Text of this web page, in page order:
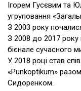
Ігорем Гусєвим та
угруповання
З 2003 року
З 2008 до 2017 року
бієнале сучасного
У 2018 році став
«Punkoptikum»
Сидоренком.